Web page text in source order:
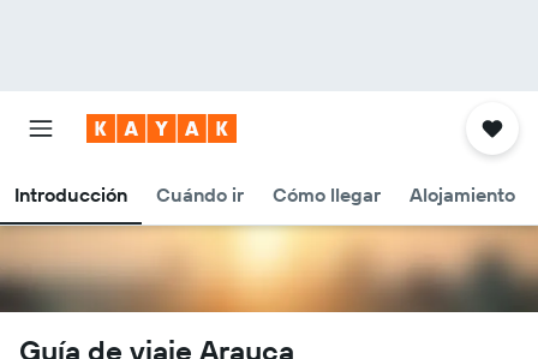
Introducción Cuándo ir Cómo llegar Alojamiento
Guía de viaje Arauca